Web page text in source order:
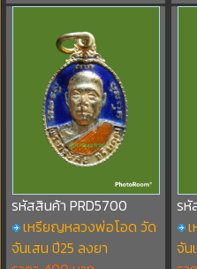
รหัสสินค้า PRD5700
เหรียญหลวงพ่อโอด วัด
จันเสน ปี25 ลงยา
รหั
จัน